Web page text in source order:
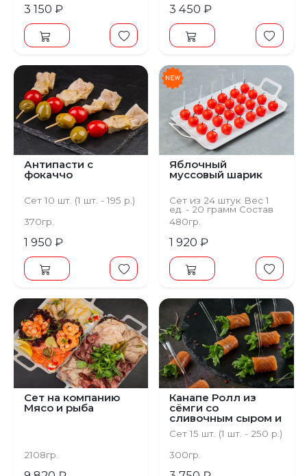
3 150 ₽ 3 450 ₽
Антипасти с
фокаччо
Сет 10 шт. (1 шт. - 195 р.)
370гр.
1 950 ₽
Яблочный
муссовый шарик
Сет из 24 штук Вес 1
ед. - 20 грамм Состав
Мусс яблочный,
бисквит классический,
глазурь зеркальная,
мята
480гр.
1 920 ₽
Сет на компанию
Мясо и рыба
2108гр.
Канапе Ролл из
сёмги со
сливочным сыром и
рукколой
Сет 15 шт. (1 шт. - 250 р.)
300гр.